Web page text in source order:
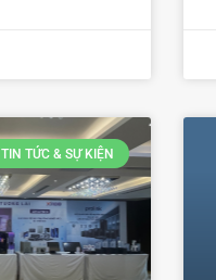
TIN TỨC & SỰ KIỆN